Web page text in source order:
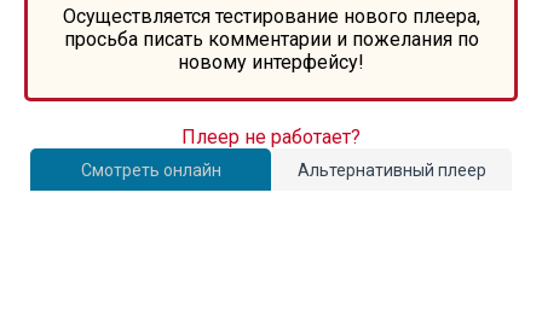
Осуществляется тестирование нового плеера,
просьба писать комментарии и пожелания по
новому интерфейсу!
Смотреть онлайн Альтернативный плеер
Плеер не работает?